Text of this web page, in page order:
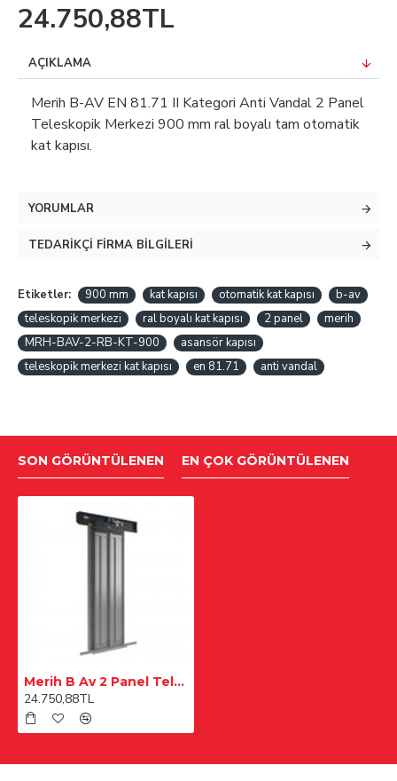
24.750,88TL
AÇIKLAMA
Merih B-AV EN 81.71 II Kategori Anti Vandal 2 Panel
Teleskopik Merkezi 900 mm ral boyalı tam otomatik
kat kapısı.
YORUMLAR
TEDARIKÇI FIRMA BILGILERI
Etiketler: 900 mm kat kapısı otomatik kat kapısı
b-av
teleskopik merkezi
ral boyalı kat kapısı 2 panel
merih
MRH-BAV-2-RB-KT-900
asansör kapısı
teleskopik merkezi kat kapısı
en 81.71 anti vandal
SON GÖRÜNTÜLENEN EN ÇOK GÖRÜNTÜLENEN
Merih B Av 2 Panel Teleskopik Merkezi 900 mm Ral Boyalı Kat Kapısı
24.750,88TL